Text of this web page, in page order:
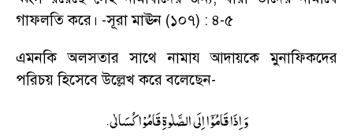
গাফলতি করে। -সূরা মাঊন (১০৭) : ৪-৫
এমনকি অলসতার সাথে নামায আদায়কে মুনাফিকদের
পরিচয় হিসেবে উল্লেখ করে বলেছেন-
وَ اِذَا قَامُوْۤا اِلَی الصَّلٰوةِ قَامُوْا كُسَالٰی.